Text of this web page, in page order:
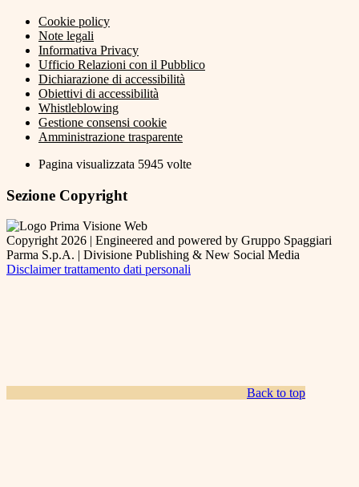
Cookie policy
Note legali
Informativa Privacy
Ufficio Relazioni con il Pubblico
Dichiarazione di accessibilità
Obiettivi di accessibilità
Whistleblowing
Gestione consensi cookie
Amministrazione trasparente
Pagina visualizzata 5945 volte
Sezione Copyright
Copyright 2026 | Engineered and powered by Gruppo Spaggiari
Parma S.p.A. | Divisione Publishing & New Social Media
Disclaimer trattamento dati personali
Back to top